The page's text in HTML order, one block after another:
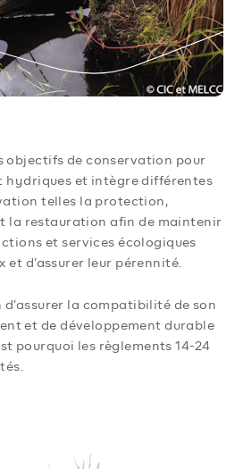
objectifs de conservation pour
hydriques et intègre différentes
telles la protection,
la restauration afin de maintenir
et services écologiques
et d’assurer leur pérennité.
d’assurer la compatibilité de son
et de développement durable
pourquoi les règlements 14-24